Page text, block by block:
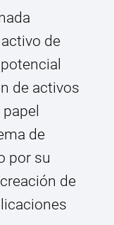
de
de activos
de
por su
de